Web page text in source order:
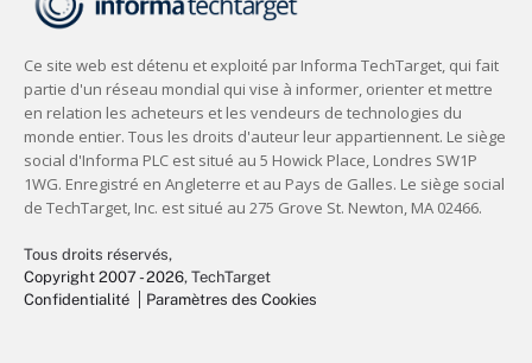
Tous droits réservés,
Copyright 2007 - 2026, TechTarget
Confidentialité
Paramètres des Cookies